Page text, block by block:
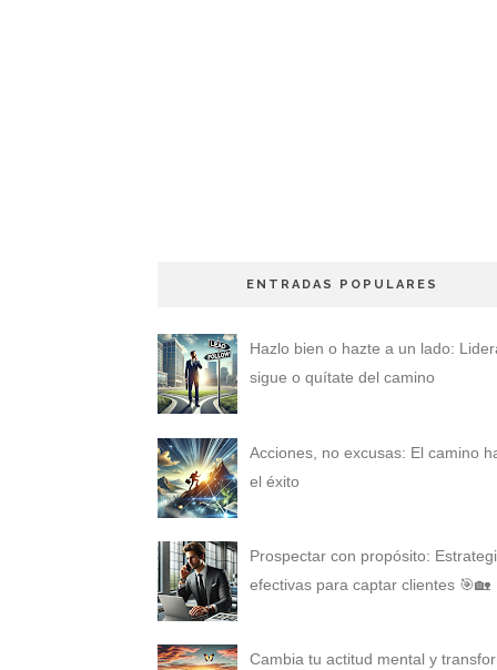
ENTRADAS POPULARES
Hazlo bien o hazte a un lado:
sigue o quítate del camino
Acciones, no excusas: El camino
el éxito
Prospectar con propósito:
efectivas para captar clientes 🎯🏡
Cambia tu actitud mental y